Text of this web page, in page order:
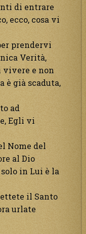
di entrare
ecco, cosa vi
prendervi
Verità,
vivere e non
è già scaduta,
ad
Egli vi
Nome del
al Dio
in Lui è la
il Santo
urlate